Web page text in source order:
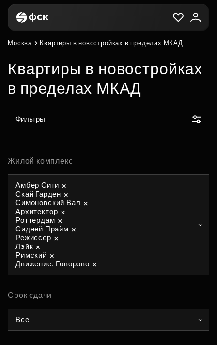
Москва Квартиры в новостройках в пределах МКАД
Квартиры в новостройках
в пределах МКАД
Фильтры
Жилой комплекс
Амбер Сити
Скай Гарден
Симоновский Вал
Архитектор
Роттердам
Сидней Прайм
Режиссер
Лэйк
Римский
Движение. Говорово
Срок сдачи
Все